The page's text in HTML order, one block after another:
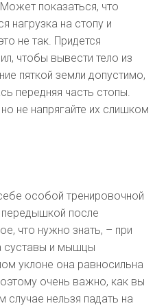
показаться, что
нагрузка на стопу и
не так. Придется
чтобы вывести тело из
пяткой земли допустимо,
передняя часть стопы.
не напрягайте их слишком
особой тренировочной
после
что нужно знать, – при
суставы и мышцы
уклоне она равносильна
очень важно, как вы
случае нельзя падать на